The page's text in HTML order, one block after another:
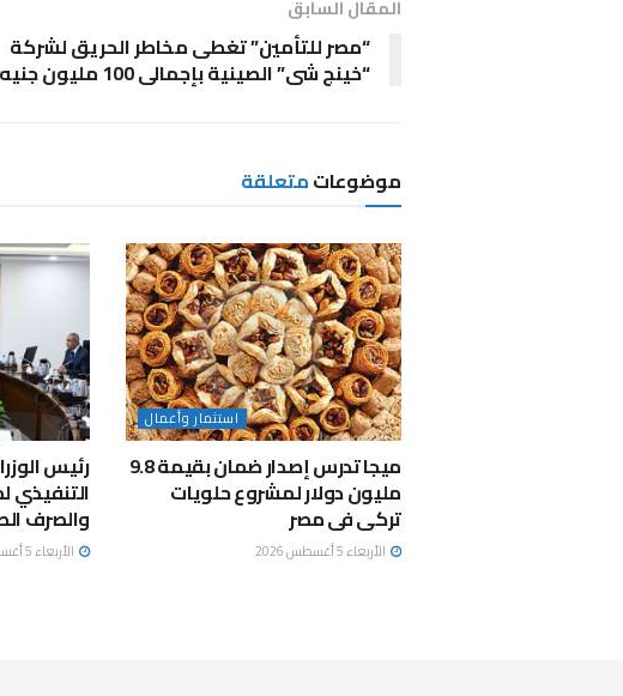
المقال السابق
“مصر للتأمين” تغطى مخاطر الحريق لشركة
“خينج شى” الصينية بإجمالى 100 مليون جنيه
موضوعاتمتعلقة
استثمار وأعمال
ميجا تدرس إصدار ضمان بقيمة 9.8
مليون دولار لمشروع حلويات
تركى فى مصر
الأربعاء 5 أغسطس 2026
رئيس
التنفيذي
والصرف
الأربعاء 5 أغسطس 2026